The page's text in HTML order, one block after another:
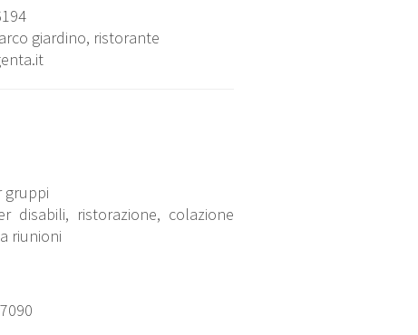
giardino, ristorante
gruppi
disabili, ristorazione, colazione
riunioni